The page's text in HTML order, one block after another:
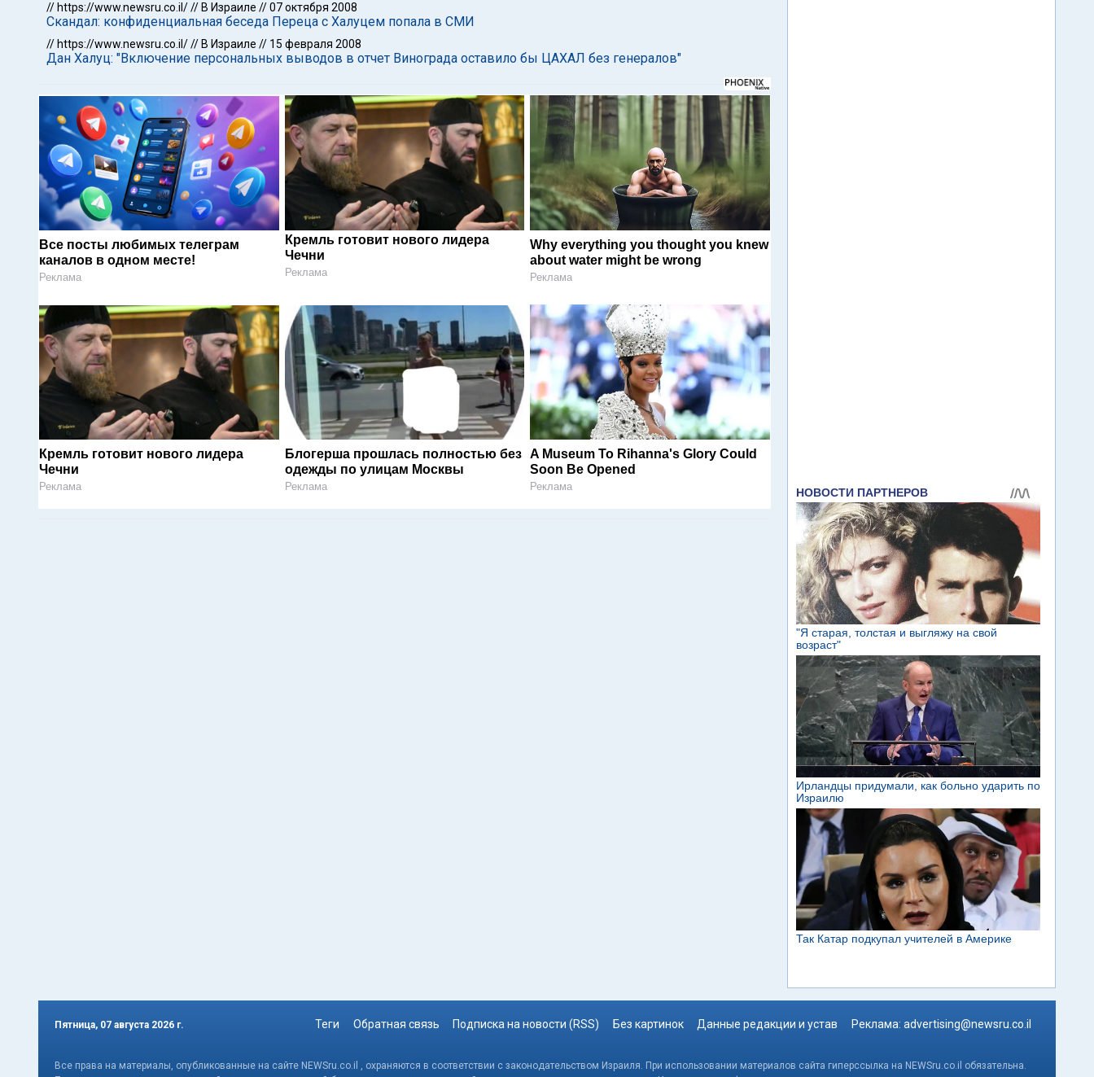
// https://www.newsru.co.il/// В Израиле //07 октября 2008
Скандал: конфиденциальная беседа Переца с Халуцем попала в СМИ
// https://www.newsru.co.il/// В Израиле // 15 февраля 2008
Дан Халуц: "Включение персональных выводов в отчет Винограда оставило бы ЦАХАЛ без генералов"
Все посты любимых телеграм
каналов в одном месте!
Реклама
Кремль готовит нового лидера
Чечни
Реклама
Why everything you thought you knew
about water might be wrong
Реклама
Кремль готовит нового лидера
Чечни
Реклама
Блогерша прошлась полностью без
одежды по улицам Москвы
Реклама
A Museum To Rihanna's Glory Could
Soon Be Opened
Реклама
Пятница, 07 августа 2026 г. Теги Обратная связь Подписка на новости (RSS) Без картинок Данные редакции и устав Реклама: advertising@newsru.co.il
Все права на материалы, опубликованные на сайте NEWSru.co.il , охраняются в соответствии с законодательством Израиля. При использовании материалов сайта гиперссылка на NEWSru.co.il обязательна.